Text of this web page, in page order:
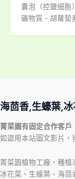
囊泡（控鹽細胞
礦物質、胡蘿蔔
海茴香,生蠔葉,
菁菜園有固定合作客戶
如盜用本站圖文影片，
菁菜園植物工廠，種植
冰花菜、生蠔葉、海